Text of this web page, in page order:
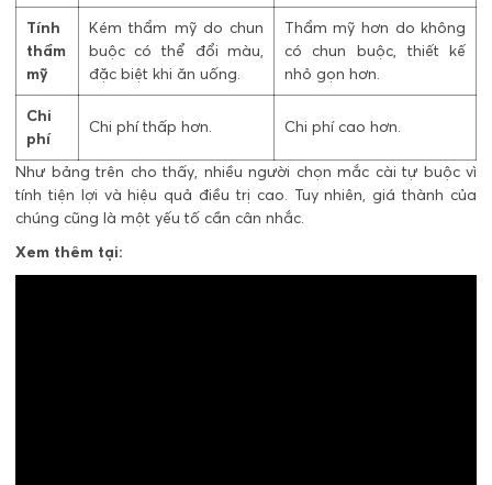
Tính
thẩm
mỹ
Kém thẩm mỹ do chun
buộc có thể đổi màu,
đặc biệt khi ăn uống.
Thẩm mỹ hơn do không
có chun buộc, thiết kế
nhỏ gọn hơn.
Chi
phí
Chi phí thấp hơn. Chi phí cao hơn.
Như bảng trên cho thấy, nhiều người chọn mắc cài tự buộc vì
tính tiện lợi và hiệu quả điều trị cao. Tuy nhiên, giá thành của
chúng cũng là một yếu tố cần cân nhắc.
Xem thêm tại: